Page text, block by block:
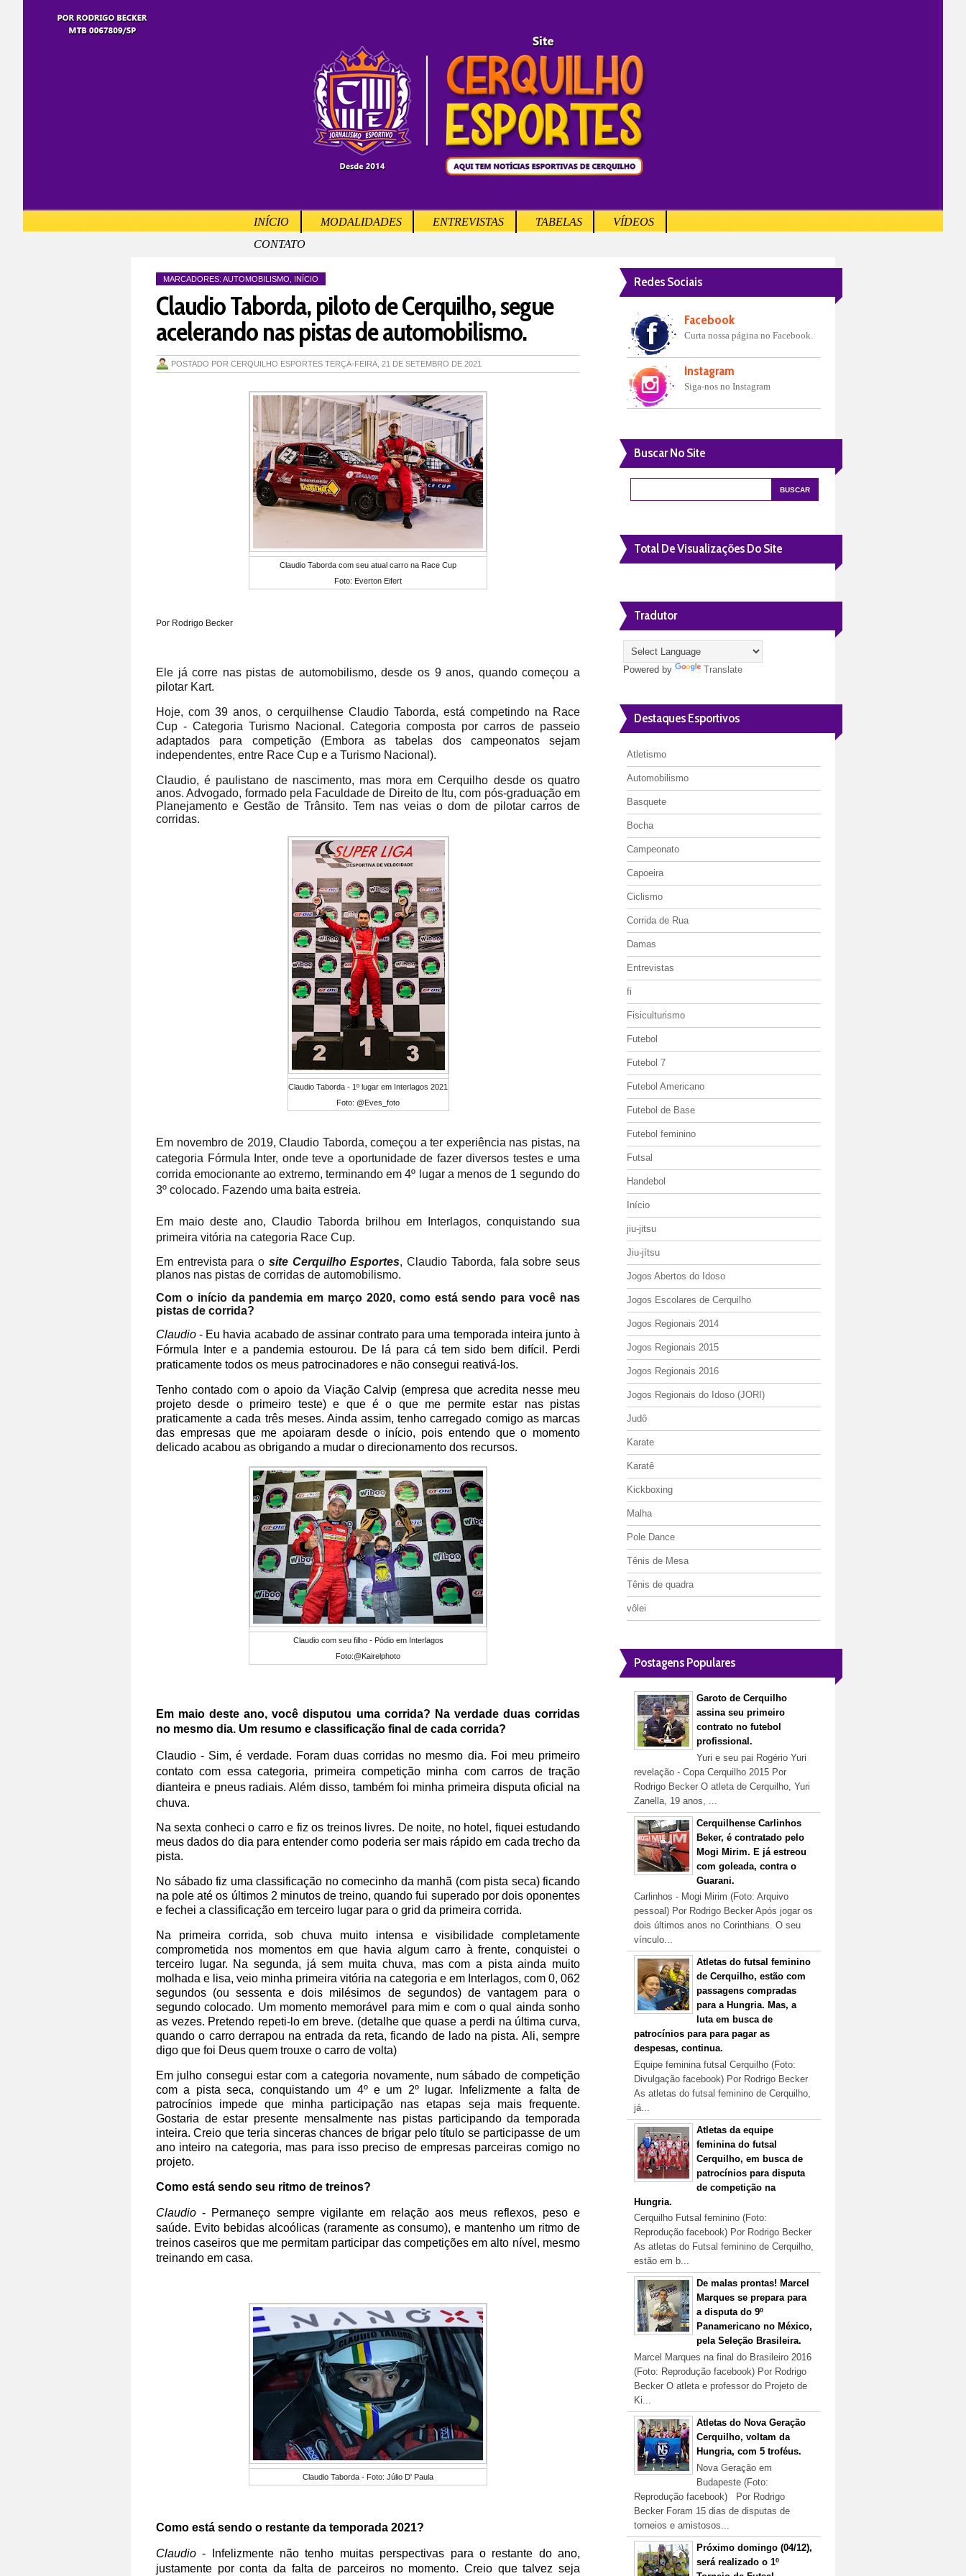
INÍCIO MODALIDADES ENTREVISTAS TABELAS
VÍDEOS
CONTATO
MARCADORES: AUTOMOBILISMO INÍCIO
Claudio Taborda, piloto de Cerquilho, segue
acelerando nas pistas de automobilismo.
POSTADO POR CERQUILHO ESPORTES TERÇA-FEIRA, 21 DE SETEMBRO DE 2021
Claudio Taborda com seu atual carro na Race Cup
Foto: Everton Eifert
Por Rodrigo Becker
Ele já corre nas pistas de automobilismo, desde os 9 anos, quando começou a
pilotar Kart.
Hoje, com 39 anos, o cerquilhense Claudio Taborda, está competindo na Race
Cup - Categoria Turismo Nacional. Categoria composta por carros de passeio
adaptados para competição (Embora as tabelas dos campeonatos sejam
independentes, entre Race Cup e a Turismo Nacional).
Claudio, é paulistano de nascimento, mas mora em Cerquilho desde os quatro
anos. Advogado, formado pela Faculdade de Direito de Itu, com pós-graduação em
Planejamento e Gestão de Trânsito. Tem nas veias o dom de pilotar carros de
corridas.
Claudio Taborda - 1º lugar em Interlagos 2021
Foto: @Eves_foto
Em novembro de 2019, Claudio Taborda, começou a ter experiência nas pistas, na
categoria Fórmula Inter, onde teve a oportunidade de fazer diversos testes e uma
corrida emocionante ao extremo, terminando em 4º lugar a menos de 1 segundo do
3º colocado. Fazendo uma baita estreia.
Em maio deste ano, Claudio Taborda brilhou em Interlagos, conquistando sua
primeira vitória na categoria Race Cup.
Em entrevista para o site Cerquilho Esportes, Claudio Taborda, fala sobre seus
planos nas pistas de corridas de automobilismo.
Com o início da pandemia em março 2020, como está sendo para você nas
pistas de corrida?
Claudio - Eu havia acabado de assinar contrato para uma temporada inteira junto à
Fórmula Inter e a pandemia estourou. De lá para cá tem sido bem difícil. Perdi
praticamente todos os meus patrocinadores e não consegui reativá-los.
Tenho contado com o apoio da Viação Calvip (empresa que acredita nesse meu
projeto desde o primeiro teste) e que é o que me permite estar nas pistas
praticamente a cada três meses. Ainda assim, tenho carregado comigo as marcas
das empresas que me apoiaram desde o início, pois entendo que o momento
delicado acabou as obrigando a mudar o direcionamento dos recursos.
Claudio com seu filho - Pódio em Interlagos
Foto:@Kairelphoto
Em maio deste ano, você disputou uma corrida? Na verdade duas corridas
no mesmo dia. Um resumo e classificação final de cada corrida?
Claudio - Sim, é verdade. Foram duas corridas no mesmo dia. Foi meu primeiro
contato com essa categoria, primeira competição minha com carros de tração
dianteira e pneus radiais. Além disso, também foi minha primeira disputa oficial na
chuva.
Na sexta conheci o carro e fiz os treinos livres. De noite, no hotel, fiquei estudando
meus dados do dia para entender como poderia ser mais rápido em cada trecho da
pista.
No sábado fiz uma classificação no comecinho da manhã (com pista seca) ficando
na pole até os últimos 2 minutos de treino, quando fui superado por dois oponentes
e fechei a classificação em terceiro lugar para o grid da primeira corrida.
Na primeira corrida, sob chuva muito intensa e visibilidade completamente
comprometida nos momentos em que havia algum carro à frente, conquistei o
terceiro lugar. Na segunda, já sem muita chuva, mas com a pista ainda muito
molhada e lisa, veio minha primeira vitória na categoria e em Interlagos, com 0, 062
segundos (ou sessenta e dois milésimos de segundos) de vantagem para o
segundo colocado. Um momento memorável para mim e com o qual ainda sonho
as vezes. Pretendo repeti-lo em breve. (detalhe que quase a perdi na última curva,
quando o carro derrapou na entrada da reta, ficando de lado na pista. Ali, sempre
digo que foi Deus quem trouxe o carro de volta)
Em julho consegui estar com a categoria novamente, num sábado de competição
com a pista seca, conquistando um 4º e um 2º lugar. Infelizmente a falta de
patrocínios impede que minha participação nas etapas seja mais frequente.
Gostaria de estar presente mensalmente nas pistas participando da temporada
inteira. Creio que teria sinceras chances de brigar pelo título se participasse de um
ano inteiro na categoria, mas para isso preciso de empresas parceiras comigo no
projeto.
Como está sendo seu ritmo de treinos?
Claudio - Permaneço sempre vigilante em relação aos meus reflexos, peso e
saúde. Evito bebidas alcoólicas (raramente as consumo), e mantenho um ritmo de
treinos caseiros que me permitam participar das competições em alto nível, mesmo
treinando em casa.
Claudio Taborda - Foto: Júlio D' Paula
Como está sendo o restante da temporada 2021?
Claudio - Infelizmente não tenho muitas perspectivas para o restante do ano,
justamente por conta da falta de parceiros no momento. Creio que talvez seja
Redes Sociais
Facebook
Curta nossa página no Facebook.
Instagram
Siga-nos no Instagram
Buscar No Site
Total De Visualizações Do Site
Tradutor
Powered by Translate
Destaques Esportivos
Atletismo
Automobilismo
Basquete
Bocha
Campeonato
Capoeira
Ciclismo
Corrida de Rua
Damas
Entrevistas
fi
Fisiculturismo
Futebol
Futebol 7
Futebol Americano
Futebol de Base
Futebol feminino
Futsal
Handebol
Início
jiu-jitsu
Jiu-jítsu
Jogos Abertos do Idoso
Jogos Escolares de Cerquilho
Jogos Regionais 2014
Jogos Regionais 2015
Jogos Regionais 2016
Jogos Regionais do Idoso (JORI)
Judô
Karate
Karatê
Kickboxing
Malha
Pole Dance
Tênis de Mesa
Tênis de quadra
vôlei
Postagens Populares
Garoto de Cerquilho
assina seu primeiro
contrato no futebol
profissional.
Yuri e seu pai Rogério Yuri
revelação - Copa Cerquilho 2015 Por
Rodrigo Becker O atleta de Cerquilho, Yuri
Zanella, 19 anos, ...
Cerquilhense Carlinhos
Beker, é contratado pelo
Mogi Mirim. E já estreou
com goleada, contra o
Guarani.
Carlinhos - Mogi Mirim (Foto: Arquivo
pessoal) Por Rodrigo Becker Após jogar os
dois últimos anos no Corinthians. O seu
vínculo...
Atletas do futsal feminino
de Cerquilho, estão com
passagens compradas
para a Hungria. Mas, a
luta em busca de
patrocínios para para pagar as
despesas, continua.
Equipe feminina futsal Cerquilho (Foto:
Divulgação facebook) Por Rodrigo Becker
As atletas do futsal feminino de Cerquilho,
já...
Atletas da equipe
feminina do futsal
Cerquilho, em busca de
patrocínios para disputa
de competição na
Hungria.
Cerquilho Futsal feminino (Foto:
Reprodução facebook) Por Rodrigo Becker
As atletas do Futsal feminino de Cerquilho,
estão em b...
De malas prontas! Marcel
Marques se prepara para
a disputa do 9º
Panamericano no México,
pela Seleção Brasileira.
Marcel Marques na final do Brasileiro 2016
(Foto: Reprodução facebook) Por Rodrigo
Becker O atleta e professor do Projeto de
Ki...
Atletas do Nova Geração
Cerquilho, voltam da
Hungria, com 5 troféus.
Nova Geração em
Budapeste (Foto:
Reprodução facebook) Por Rodrigo
Becker Foram 15 dias de disputas de
torneios e amistosos...
Próximo domingo (04/12),
será realizado o 1º